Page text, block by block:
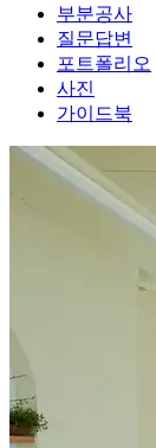
부분공사
질문답변
포트폴리오
사진
가이드북